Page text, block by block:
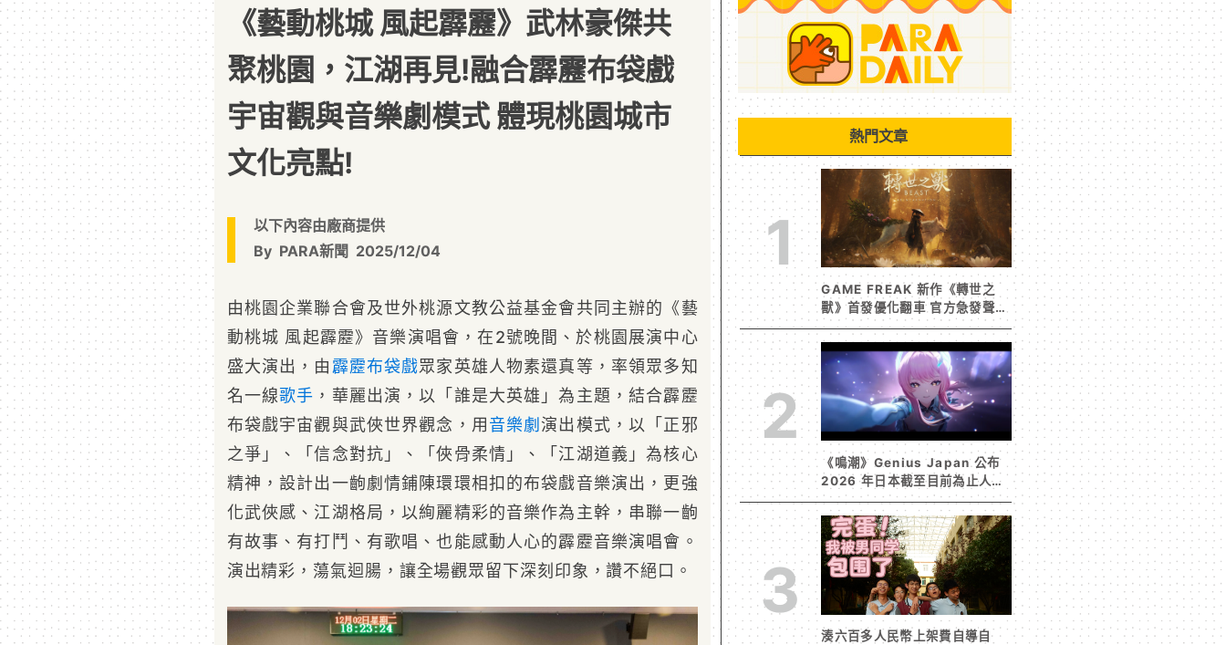
《藝動桃城 風起霹靂》武林豪傑共
聚桃園，江湖再見!融合霹靂布袋戲
宇宙觀與音樂劇模式 體現桃園城市
文化亮點!
以下內容由廠商提供
By PARA新聞 2025/12/04
由桃園企業聯合會及世外桃源文教公益基金會共同主辦的《藝
動桃城 風起霹靂》音樂演唱會，在2號晚間、於桃園展演中心
盛大演出，由 霹靂布袋戲眾家英雄人物素還真等，率領眾多知
名一線歌手 ，華麗出演，以「誰是大英雄」為主題，結合霹靂
布袋戲宇宙觀與武俠世界觀念，用 音樂劇 演出模式，以「正邪
之爭」、「信念對抗」、「俠骨柔情」、「江湖道義」為核心
精神，設計出一齣劇情鋪陳環環相扣的布袋戲音樂演出，更強
化武俠感、江湖格局，以絢麗精彩的音樂作為主幹，串聯一齣
有故事、有打鬥、有歌唱、也能感動人心的霹靂音樂演唱會。
演出精彩，蕩氣迴腸，讓全場觀眾留下深刻印象，讚不絕口。
熱門文章
1
GAME FREAK 新作《轉世之
獸》首發優化翻車 官方急發聲明
承諾提供大量更新彌補
2
《鳴潮》Genius Japan 公布
2026 年日本截至目前為止人氣
歌單《遠航星的告別》&《自無
垠處歸航之星》入榜
3
湊六百多人民幣上架費自導自